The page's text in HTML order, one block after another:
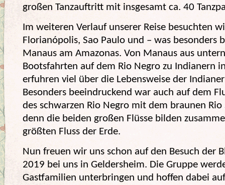
großen Tanzauftritt mit insgesamt ca. 40
Im weiteren Verlauf unserer Reise besuchten
Florianópolis, Sao Paulo und – was besonders
Manaus am Amazonas. Von Manaus aus
Bootsfahrten auf dem Rio Negro zu Indianern
erfuhren viel über die Lebensweise der
Besonders beeindruckend war auch auf dem
des schwarzen Rio Negro mit dem braunen Rio
denn die beiden großen Flüsse bilden
größten Fluss der Erde.
Nun freuen wir uns schon auf den Besuch der
2019 bei uns in Geldersheim. Die Gruppe
Gastfamilien unterbringen und hoffen dabei